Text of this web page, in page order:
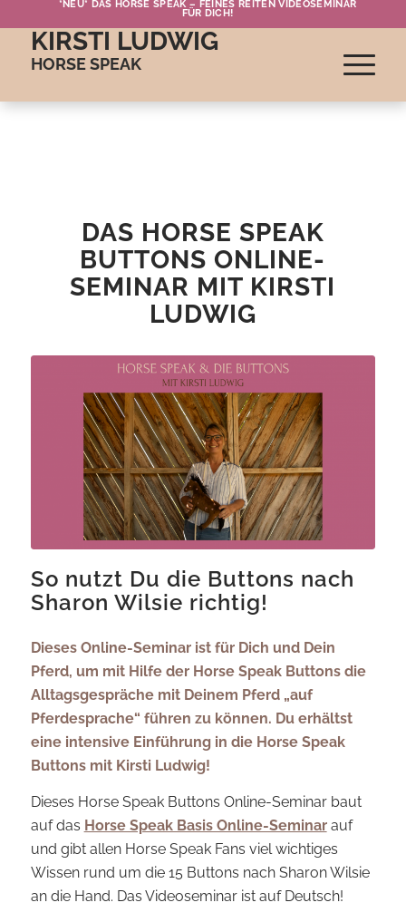
*NEU* DAS HORSE SPEAK – FEINES REITEN VIDEOSEMINAR
FÜR DICH!
KIRSTI LUDWIG
HORSE SPEAK
DAS HORSE SPEAK
BUTTONS ONLINE-
SEMINAR MIT KIRSTI
LUDWIG
So nutzt Du die Buttons nach
Sharon Wilsie richtig!
Dieses Online-Seminar ist für Dich und Dein
Pferd, um mit Hilfe der Horse Speak Buttons die
Alltagsgespräche mit Deinem Pferd „auf
Pferdesprache“ führen zu können. Du erhältst
eine intensive Einführung in die Horse Speak
Buttons mit Kirsti Ludwig!
Dieses Horse Speak Buttons Online-Seminar baut
auf das Horse Speak Basis Online-Seminarauf
und gibt allen Horse Speak Fans viel wichtiges
Wissen rund um die 15 Buttons nach Sharon Wilsie
an die Hand. Das Videoseminar ist auf Deutsch!